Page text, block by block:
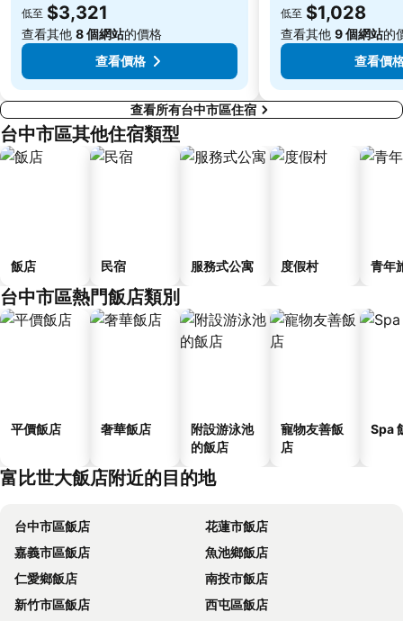
低至 $3,321
查看其他 8 個網站的價格
查看價格
低至 $1,028
查看其他 9 個網站的
查看價
查看所有台中市區住宿
台中市區其他住宿類型
飯店 民宿 服務式公寓 度假村 青年
台中市區熱門飯店類別
平價飯店 奢華飯店
附設游泳池
的飯店
寵物友善飯
店
Spa
富比世大飯店附近的目的地
台中市區飯店
花蓮市飯店
嘉義市區飯店
魚池鄉飯店
仁愛鄉飯店
南投市飯店
新竹市區飯店
西屯區飯店